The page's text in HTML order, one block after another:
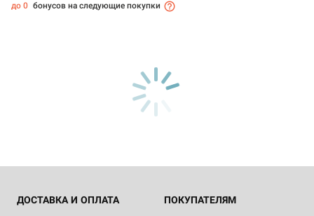
до 0 бонусов на следующие покупки
ДОСТАВКА И ОПЛАТА ПОКУПАТЕЛЯМ